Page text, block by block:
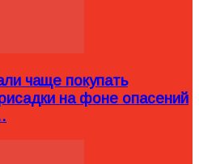
чаще покупать
на фоне опасений